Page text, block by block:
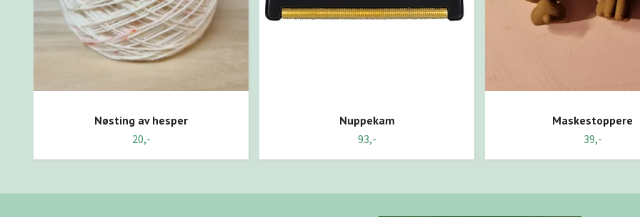
Nøsting av hesper
20,-
Nuppekam
93,-
Maskestoppere
39,-